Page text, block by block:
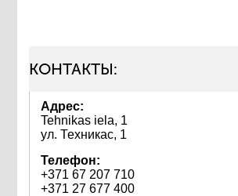
КОНТАКТЫ:
Адрес:
Tehnikas iela, 1
ул. Техникас, 1
Телефон:
+371 67 207 710
+371 27 677 400